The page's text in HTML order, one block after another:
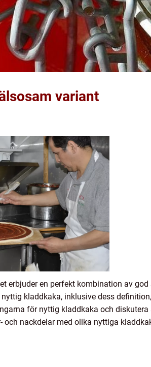
variant
erbjuder en perfekt kombination av
kladdkaka, inklusive dess
för nyttig kladdkaka och
nackdelar med olika nyttiga